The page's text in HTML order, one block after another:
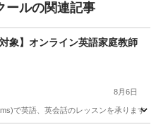
ールの関連記事
象】オンライン英語家庭教師
8月6日
で英語、英会話のレッスンを承りま